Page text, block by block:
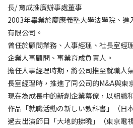
長/ 育成推廣辦事處董事
2003年畢業於慶應義塾大學法學院、
有限公司。
曾任於顧問業務、人事經理、社長室經
企業人事顧問、事業育成負責人。
擔任人事經理時期，將公司推至就職人
長室經理時，推進了同公司的M&A與東
現在為成長中的新創企業幕僚，以組織
作品「就職活動の新しい教科書」（日
過去出演節目「大地的拂曉」（東京電